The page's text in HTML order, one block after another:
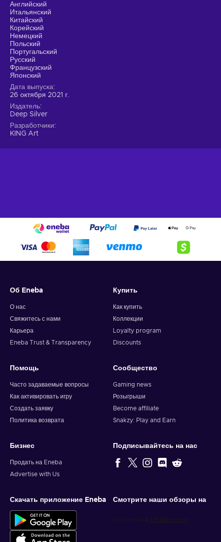
Английский
Итальянский
Китайский
Корейский
Немецкий
Польский
Португальский
Русский
Французский
Японский
Дата выпуска
26 октября 2021 г.
Издатель
Deep Silver
Разработчики
KING Art
Об Eneba
О нас
Свяжитесь с нами
Карьера
Eneba Trust & Transparency
Купить
Как купить
Коллекции
Loyalty program
Discounts
Помощь
Часто задаваемые вопросы
Как активировать игру
Создать заявку
Политика возврата
Сообщество
Gaming news
Розыгрыши
Become affiliate
Snakzy: Play and Earn
Бизнес
Продать на Eneba
Advertise with Us
Подписывайтесь на нас
Скачать приложение Eneba Смотрите наши обзоры на